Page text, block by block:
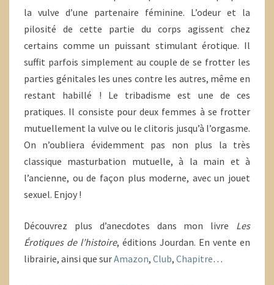
la vulve d’une partenaire féminine. L’odeur et la
pilosité de cette partie du corps agissent chez
certains comme un puissant stimulant érotique. Il
suffit parfois simplement au couple de se frotter les
parties génitales les unes contre les autres, même en
restant habillé ! Le tribadisme est une de ces
pratiques. Il consiste pour deux femmes à se frotter
mutuellement la vulve ou le clitoris jusqu’à l’orgasme.
On n’oubliera évidemment pas non plus la très
classique masturbation mutuelle, à la main et à
l’ancienne, ou de façon plus moderne, avec un jouet
sexuel. Enjoy !
Découvrez plus d’anecdotes dans mon livre Les
Érotiques de l’histoire, éditions Jourdan. En vente en
librairie, ainsi que surAmazon, Club, Chapitre…